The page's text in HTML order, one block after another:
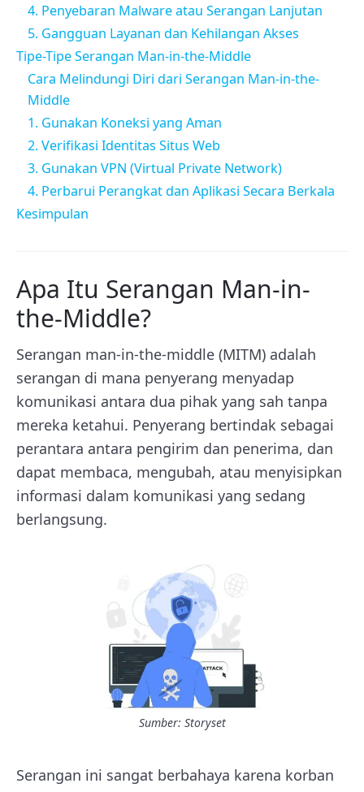
4. Penyebaran Malware atau Serangan Lanjutan
5. Gangguan Layanan dan Kehilangan Akses
Tipe-Tipe Serangan Man-in-the-Middle
Cara Melindungi Diri dari Serangan Man-in-the-
Middle
1. Gunakan Koneksi yang Aman
2. Verifikasi Identitas Situs Web
3. Gunakan VPN (Virtual Private Network)
4. Perbarui Perangkat dan Aplikasi Secara Berkala
Kesimpulan
Apa Itu Serangan Man-in-
the-Middle?
Serangan man-in-the-middle (MITM) adalah
serangan di mana penyerang menyadap
komunikasi antara dua pihak yang sah tanpa
mereka ketahui. Penyerang bertindak sebagai
perantara antara pengirim dan penerima, dan
dapat membaca, mengubah, atau menyisipkan
informasi dalam komunikasi yang sedang
berlangsung.
Sumber: Storyset
Serangan ini sangat berbahaya karena korban